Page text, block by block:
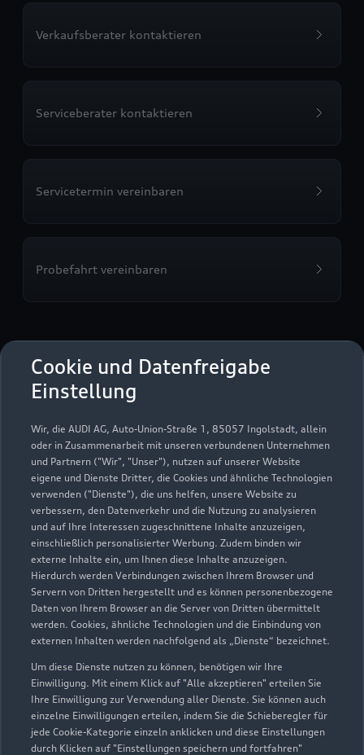
Cookie und Datenfreigabe
Einstellung
Wir, die AUDI AG, Auto-Union-Straße 1, 85057 Ingolstadt, allein
oder in Zusammenarbeit mit unseren verbundenen Unternehmen
und Partnern ("Wir", "Unser"), nutzen auf unserer Website
eigene und Dienste Dritter, die Cookies und ähnliche Technologien
verwenden ("Dienste"), die uns helfen, unsere Website zu
verbessern, den Datenverkehr und die Nutzung zu analysieren
und auf Ihre Interessen zugeschnittene Inhalte anzuzeigen,
einschließlich personalisierter Werbung. Zudem binden wir
externe Inhalte ein, um Ihnen diese Inhalte anzuzeigen.
Hierdurch werden Verbindungen zwischen Ihrem Browser und
Servern von Dritten hergestellt und es können personenbezogene
Daten von Ihrem Browser an die Server von Dritten übermittelt
werden. Cookies, ähnliche Technologien und die Einbindung von
externen Inhalten werden nachfolgend als „Dienste“ bezeichnet.
Um diese Dienste nutzen zu können, benötigen wir Ihre
Einwilligung. Mit einem Klick auf "Alle akzeptieren" erteilen Sie
Ihre Einwilligung zur Verwendung aller Dienste. Sie können auch
einzelne Einwilligungen erteilen, indem Sie die Schieberegler für
jede Cookie-Kategorie einzeln anklicken und diese Einstellungen
durch Klicken auf "Einstellungen speichern und fortfahren"
Verkaufsberater kontaktieren
Serviceberater kontaktieren
Servicetermin vereinbaren
Probefahrt vereinbaren
Audi Zentrum Schwerin
Autoverkauf
Servicepartner
Hagenower Chaussee 1b
19061 Schwerin
0385 6460064